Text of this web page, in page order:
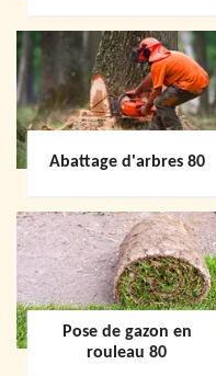
Abattage d'arbres 80
Pose de gazon en
rouleau 80